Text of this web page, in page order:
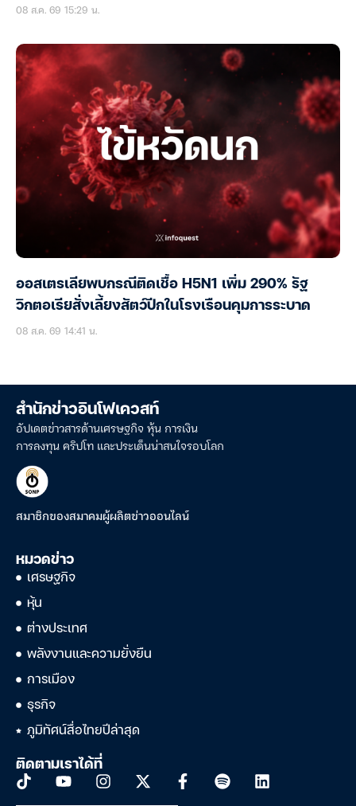
08 ส.ค. 69 15:29 น.
ออสเตรเลียพบกรณีติดเชื้อ H5N1 เพิ่ม 290% รัฐ
วิกตอเรียสั่งเลี้ยงสัตว์ปีกในโรงเรือนคุมการระบาด
08 ส.ค. 69 14:41 น.
สำนักข่าวอินโฟเควสท์
อัปเดตข่าวสารด้านเศรษฐกิจ หุ้น การเงิน
การลงทุน คริปโท และประเด็นน่าสนใจรอบโลก
สมาชิกของสมาคมผู้ผลิตข่าวออนไลน์
หมวดข่าว
เศรษฐกิจ
หุ้น
ต่างประเทศ
พลังงานและความยั่งยืน
การเมือง
ธุรกิจ
ภูมิทัศน์สื่อไทยปีล่าสุด
ติดตามเราได้ที่